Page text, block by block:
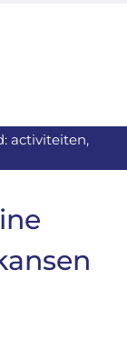
activiteiten,